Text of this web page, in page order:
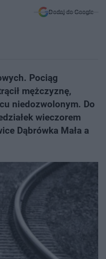
Dodaj do Google
Pociąg
mężczyznę,
niedozwolonym. Do
wieczorem
Dąbrówka Mała a